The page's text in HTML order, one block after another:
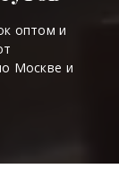
оптом и
Москве и